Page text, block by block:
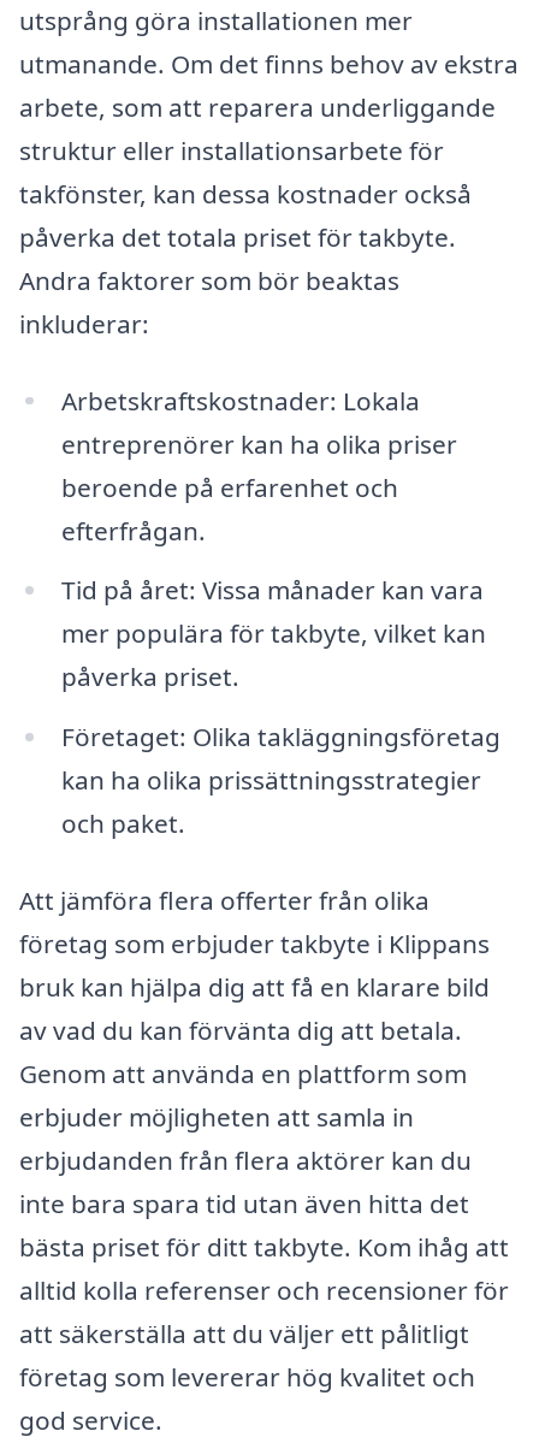
utsprång göra installationen mer
utmanande. Om det finns behov av ekstra
arbete, som att reparera underliggande
struktur eller installationsarbete för
takfönster, kan dessa kostnader också
påverka det totala priset för takbyte.
Andra faktorer som bör beaktas
inkluderar:
Arbetskraftskostnader: Lokala
entreprenörer kan ha olika priser
beroende på erfarenhet och
efterfrågan.
Tid på året: Vissa månader kan vara
mer populära för takbyte, vilket kan
påverka priset.
Företaget: Olika takläggningsföretag
kan ha olika prissättningsstrategier
och paket.
Att jämföra flera offerter från olika
företag som erbjuder takbyte i Klippans
bruk kan hjälpa dig att få en klarare bild
av vad du kan förvänta dig att betala.
Genom att använda en plattform som
erbjuder möjligheten att samla in
erbjudanden från flera aktörer kan du
inte bara spara tid utan även hitta det
bästa priset för ditt takbyte. Kom ihåg att
alltid kolla referenser och recensioner för
att säkerställa att du väljer ett pålitligt
företag som levererar hög kvalitet och
god service.